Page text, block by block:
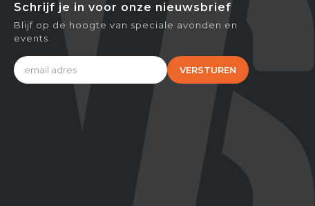
Schrijf je in voor onze nieuwsbrief
Blijf op de hoogte van speciale avonden en
events
VERSTUREN